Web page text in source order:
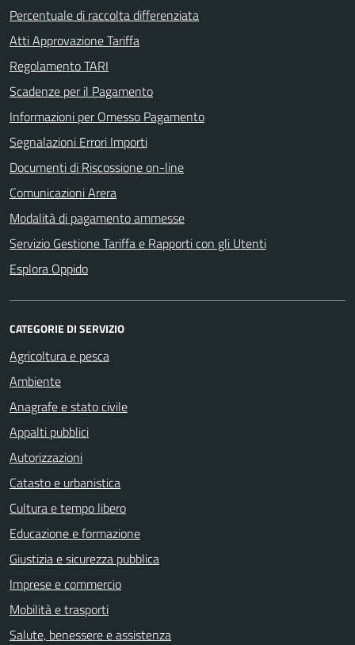
Percentuale di raccolta differenziata
Atti Approvazione Tariffa
Regolamento TARI
Scadenze per il Pagamento
Informazioni per Omesso Pagamento
Segnalazioni Errori Importi
Documenti di Riscossione on-line
Comunicazioni Arera
Modalità di pagamento ammesse
Servizio Gestione Tariffa e Rapporti con gli Utenti
Esplora Oppido
CATEGORIE DI SERVIZIO
Agricoltura e pesca
Ambiente
Anagrafe e stato civile
Appalti pubblici
Autorizzazioni
Catasto e urbanistica
Cultura e tempo libero
Educazione e formazione
Giustizia e sicurezza pubblica
Imprese e commercio
Mobilità e trasporti
Salute, benessere e assistenza